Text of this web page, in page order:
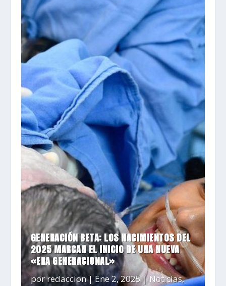
GENERACIÓN BETA: LOS NACIMIENTOS DEL
2025 MARCAN EL INICIO DE UNA NUEVA
«ERA GENERACIONAL»
porredaccion| Ene 2, 2025|Noticias,